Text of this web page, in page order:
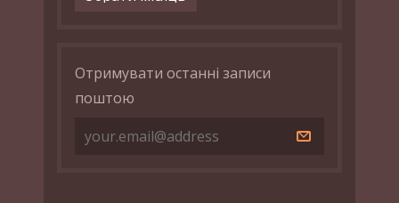
Отримувати останні записи
поштою